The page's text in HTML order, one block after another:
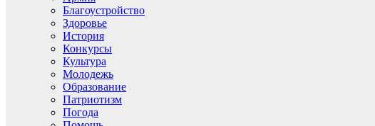
Благоустройство
Здоровье
История
Конкурсы
Культура
Молодежь
Образование
Патриотизм
Погода